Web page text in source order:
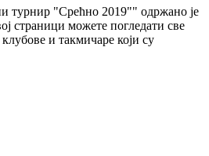
турнир "Срећно 2019"" одржано је
страници можете погледати све
и такмичаре који су